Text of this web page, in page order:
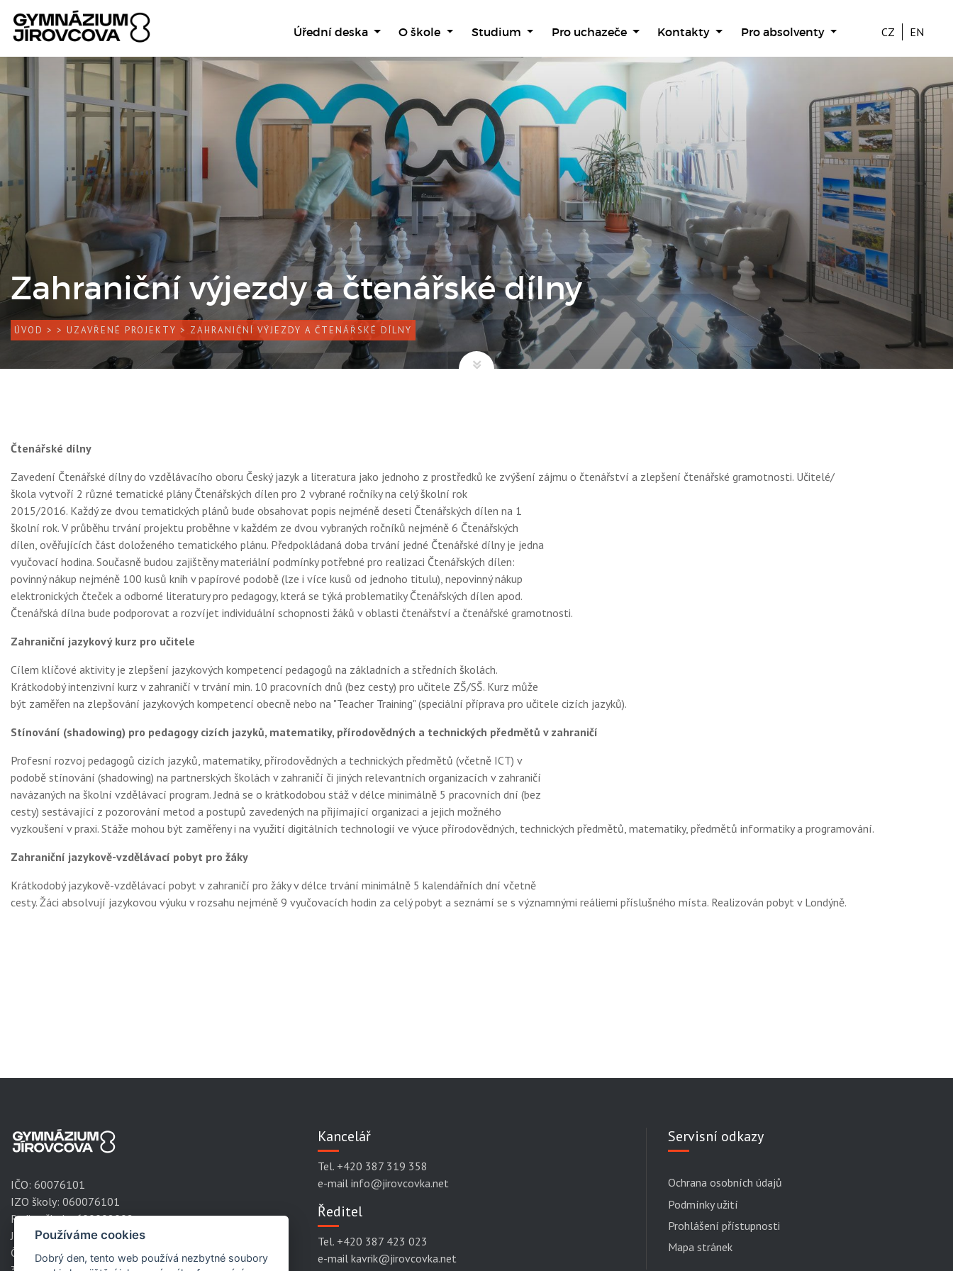
Úřední deska O škole Studium Pro uchazeče Kontakty Pro absolventy CZ EN
Zahraniční výjezdy a čtenářské dílny
ÚVOD > > UZAVŘENÉ PROJEKTY > ZAHRANIČNÍ VÝJEZDY A ČTENÁŘSKÉ DÍLNY
Čtenářské dílny
Zavedení Čtenářské dílny do vzdělávacího oboru Český jazyk a literatura jako jednoho z prostředků ke zvýšení zájmu o čtenářství a zlepšení čtenářské gramotnosti. Učitelé/
škola vytvoří 2 různé tematické plány Čtenářských dílen pro 2 vybrané ročníky na celý školní rok
2015/2016. Každý ze dvou tematických plánů bude obsahovat popis nejméně deseti Čtenářských dílen na 1
školní rok. V průběhu trvání projektu proběhne v každém ze dvou vybraných ročníků nejméně 6 Čtenářských
dílen, ověřujících část doloženého tematického plánu. Předpokládaná doba trvání jedné Čtenářské dílny je jedna
vyučovací hodina. Současně budou zajištěny materiální podmínky potřebné pro realizaci Čtenářských dílen:
povinný nákup nejméně 100 kusů knih v papírové podobě (lze i více kusů od jednoho titulu), nepovinný nákup
elektronických čteček a odborné literatury pro pedagogy, která se týká problematiky Čtenářských dílen apod.
Čtenářská dílna bude podporovat a rozvíjet individuální schopnosti žáků v oblasti čtenářství a čtenářské gramotnosti.
Zahraniční jazykový kurz pro učitele
Cílem klíčové aktivity je zlepšení jazykových kompetencí pedagogů na základních a středních školách.
Krátkodobý intenzivní kurz v zahraničí v trvání min. 10 pracovních dnů (bez cesty) pro učitele ZŠ/SŠ. Kurz může
být zaměřen na zlepšování jazykových kompetencí obecně nebo na "Teacher Training" (speciální příprava pro učitele cizích jazyků).
Stínování (shadowing) pro pedagogy cizích jazyků, matematiky, přírodovědných a technických předmětů v zahraničí
Profesní rozvoj pedagogů cizích jazyků, matematiky, přírodovědných a technických předmětů (včetně ICT) v
podobě stínování (shadowing) na partnerských školách v zahraničí či jiných relevantních organizacích v zahraničí
navázaných na školní vzdělávací program. Jedná se o krátkodobou stáž v délce minimálně 5 pracovních dní (bez
cesty) sestávající z pozorování metod a postupů zavedených na přijímající organizaci a jejich možného
vyzkoušení v praxi. Stáže mohou být zaměřeny i na využití digitálních technologií ve výuce přírodovědných, technických předmětů, matematiky, předmětů informatiky a programování.
Zahraniční jazykově-vzdělávací pobyt pro žáky
Krátkodobý jazykově-vzdělávací pobyt v zahraničí pro žáky v délce trvání minimálně 5 kalendářních dní včetně
cesty. Žáci absolvují jazykovou výuku v rozsahu nejméně 9 vyučovacích hodin za celý pobyt a seznámí se s významnými reáliemi příslušného místa. Realizován pobyt v Londýně.
IČO: 60076101
IZO školy: 060076101
Redizo školy: 600008002
Jírovcova 1788/8
České Budějovice
Kancelář
Tel. +420 387 319 358
e-mail info@jirovcovka.net
Ředitel
Tel. +420 387 423 023
e-mail kavrik@jirovcovka.net
Servisní odkazy
Ochrana osobních údajů
Podmínky užití
Prohlášení přístupnosti
Mapa stránek
Používáme cookies
Dobrý den, tento web používá nezbytné soubory